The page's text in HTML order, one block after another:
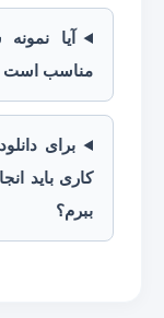
آیا
مناسب است
برای
کاری باید
ببرم؟